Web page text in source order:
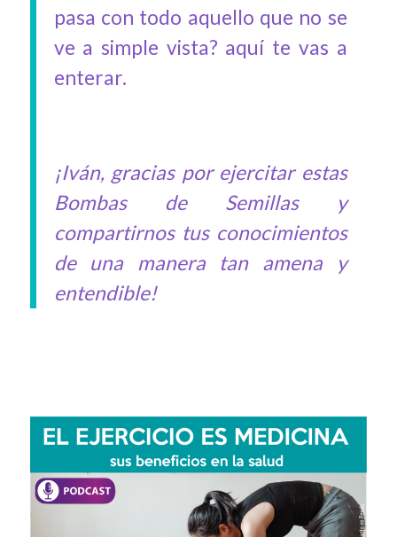
pasa con todo aquello que no se
ve a simple vista? aquí te vas a
enterar.
¡Iván, gracias por ejercitar estas
Bombas de Semillas y
compartirnos tus conocimientos
de una manera tan amena y
entendible!